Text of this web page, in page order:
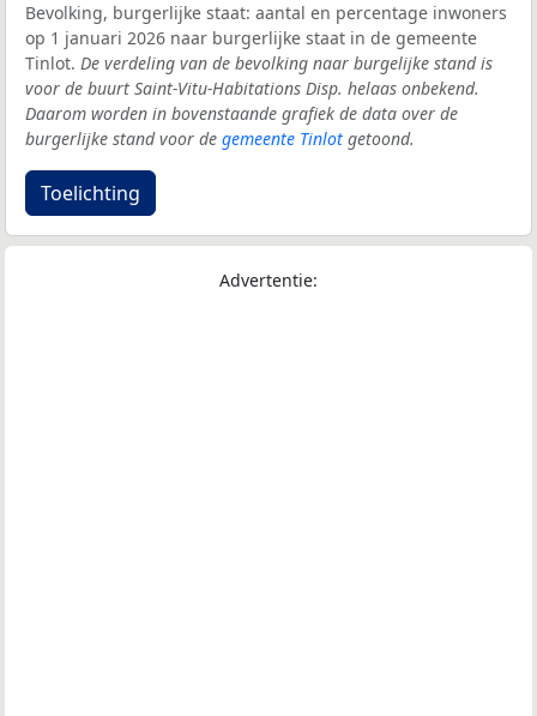
Bevolking, burgerlijke staat: aantal en percentage inwoners
op 1 januari 2026 naar burgerlijke staat in de gemeente
Tinlot. De verdeling van de bevolking naar burgelijke stand is
voor de buurt Saint-Vitu-Habitations Disp. helaas onbekend.
Daarom worden in bovenstaande grafiek de data over de
burgerlijke stand voor de gemeente Tinlot getoond.
Toelichting
Advertentie: